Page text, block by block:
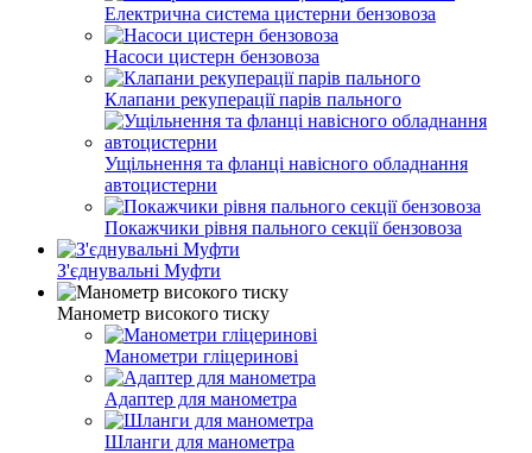
Електрична система цистерни бензовоза
Насоси цистерн бензовоза
Клапани рекуперації парів пального
Ущільнення та фланці навісного обладнання
автоцистерни
Покажчики рівня пального секції бензовоза
З'єднувальні Муфти
Манометр високого тиску
Манометри гліцеринові
Адаптер для манометра
Шланги для манометра